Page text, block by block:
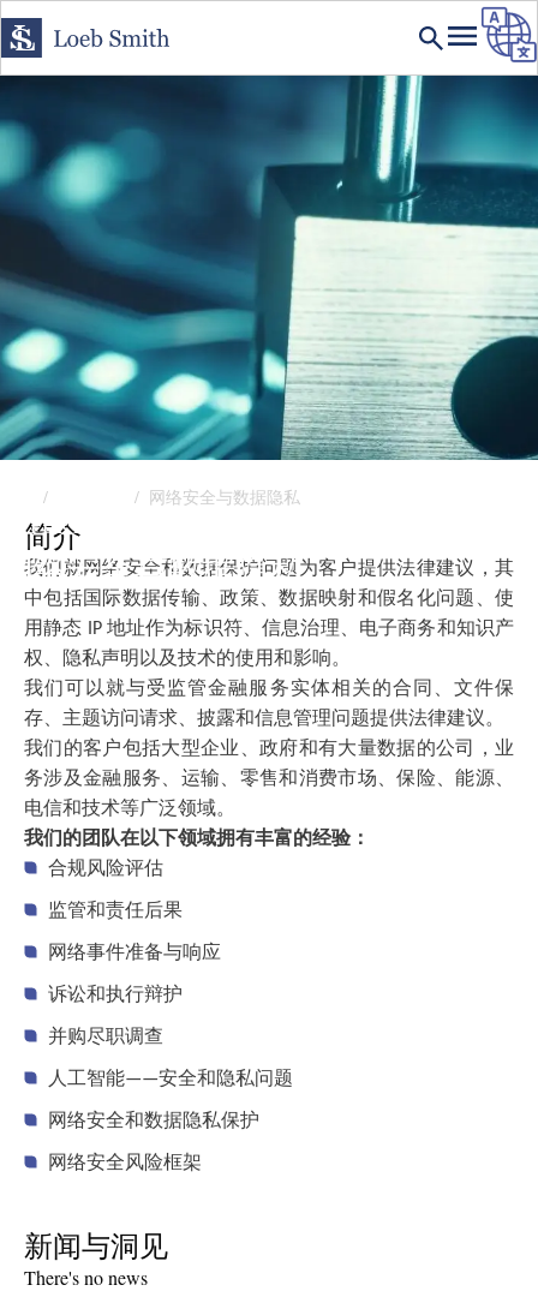
网络安全与数据隐私
EXPERTISE
网络安全与数据隐私
简介
我们就网络安全和数据保护问题为客户提供法律建议，其
中包括国际数据传输、政策、数据映射和假名化问题、使
用静态 IP 地址作为标识符、信息治理、电子商务和知识产
权、隐私声明以及技术的使用和影响。
我们可以就与受监管金融服务实体相关的合同、文件保
存、主题访问请求、披露和信息管理问题提供法律建议。
我们的客户包括大型企业、政府和有大量数据的公司，业
务涉及金融服务、运输、零售和消费市场、保险、能源、
电信和技术等广泛领域。
我们的团队在以下领域拥有丰富的经验：
合规风险评估
监管和责任后果
网络事件准备与响应
诉讼和执行辩护
并购尽职调查
人工智能——安全和隐私问题
网络安全和数据隐私保护
网络安全风险框架
新闻与洞见
There's no news